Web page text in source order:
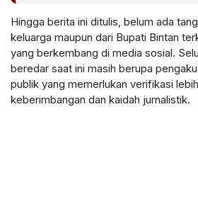
Hingga berita ini ditulis, belum ada
keluarga maupun dari Bupati Bintan
yang berkembang di media sosial.
beredar saat ini masih berupa
publik yang memerlukan verifikasi
keberimbangan dan kaidah jurnalistik.